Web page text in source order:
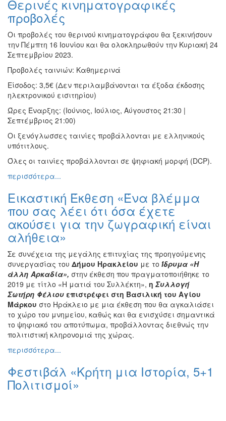
Ζωγραφική
Φωτογραφία
Τραγούδι
Μουσική
Κινηματογράφος
Χορός
Θέατρο
Παζάρι
Ειδών
Συνέδρια
-
Διημερίδες
Διαλέξεις-
Ομιλίες
Διάφορες
Εκθέσεις
Εκδηλώσεις
για
Παιδιά
Άλλες
Εκδηλώσεις
ΤΟΠΟΣ
ΔΗΜΟΣ
Θερινές κινηματογραφικές
προβολές
Οι προβολές του θερινού κινηματογράφου θα ξεκινήσουν
την Πέμπτη 16 Ιουνίου και θα ολοκληρωθούν την Κυριακή 24
Σεπτεμβρίου 2023.
Προβολές ταινιών: Καθημερινά
Είσοδος: 3,5€ (Δεν περιλαμβάνονται τα έξοδα έκδοσης
ηλεκτρονικού εισιτηρίου)
Ώρες Έναρξης: (Ιούνιος, Ιούλιος, Αύγουστος 21:30 |
Σεπτέμβριος 21:00)
Οι ξενόγλωσσες ταινίες προβάλλονται με ελληνικούς
υπότιτλους.
Όλες οι ταινίες προβάλλονται σε ψηφιακή μορφή (DCP).
περισσότερα...
Εικαστική Έκθεση «Ένα βλέμμα
που σας λέει ότι όσα έχετε
ακούσει για την ζωγραφική είναι
αλήθεια»
Σε συνέχεια της μεγάλης επιτυχίας της προηγούμενης
συνεργασίας του Δήμου Ηρακλείου με το Ίδρυμα «Η
άλλη Αρκαδία», στην έκθεση που πραγματοποιήθηκε το
2019 με τίτλο «Η ματιά του Συλλέκτη», η Συλλογή
Σωτήρη Φέλιου επιστρέφει στη Βασιλική του Αγίου
Μάρκου στο Ηράκλειο με μια έκθεση που θα αγκαλιάσει
το χώρο του μνημείου, καθώς και θα ενισχύσει σημαντικά
το ψηφιακό του αποτύπωμα, προβάλλοντας διεθνώς την
πολιτιστική κληρονομιά της χώρας.
περισσότερα...
Φεστιβάλ «Κρήτη μια Ιστορία, 5+1
Πολιτισμοί»